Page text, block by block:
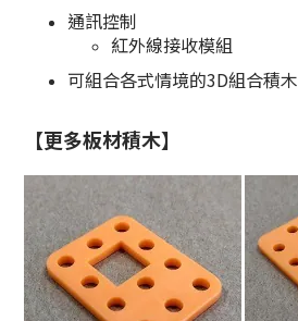
通訊控制
紅外線接收模組
可組合各式情境的3D組合積木
【更多板材積木】